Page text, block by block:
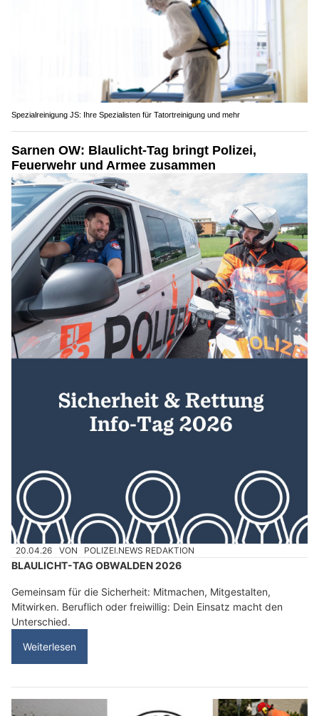
Spezialreinigung JS: Ihre Spezialisten für Tatortreinigung und mehr
Sarnen OW: Blaulicht-Tag bringt Polizei,
Feuerwehr und Armee zusammen
20.04.26 VON POLIZEI.NEWS REDAKTION
BLAULICHT-TAG OBWALDEN 2026
Gemeinsam für die Sicherheit: Mitmachen, Mitgestalten,
Mitwirken. Beruflich oder freiwillig: Dein Einsatz macht den
Unterschied.
Weiterlesen